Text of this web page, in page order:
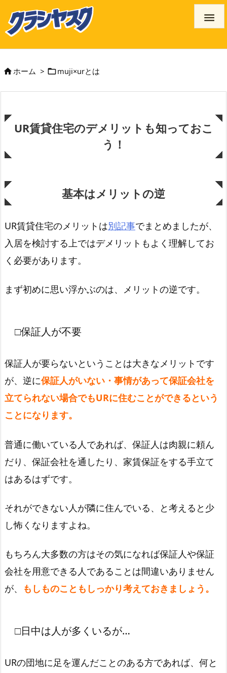

ホーム > muji×urとは
UR賃貸住宅のデメリットも知っておこ
う！
基本はメリットの逆
UR賃貸住宅のメリットは別記事でまとめましたが、
入居を検討する上ではデメリットもよく理解してお
く必要があります。
まず初めに思い浮かぶのは、メリットの逆です。
□保証人が不要
保証人が要らないということは大きなメリットです
が、逆に保証人がいない・事情があって保証会社を
立てられない場合でもURに住むことができるという
ことになります。
普通に働いている人であれば、保証人は肉親に頼ん
だり、保証会社を通したり、家賃保証をする手立て
はあるはずです。
それができない人が隣に住んでいる、と考えると少
し怖くなりますよね。
もちろん大多数の方はその気になれば保証人や保証
会社を用意できる人であることは間違いありません
が、
もしものこともしっかり考えておきましょう。
□日中は人が多くいるが…
URの団地に足を運んだことのある方であれば、何と